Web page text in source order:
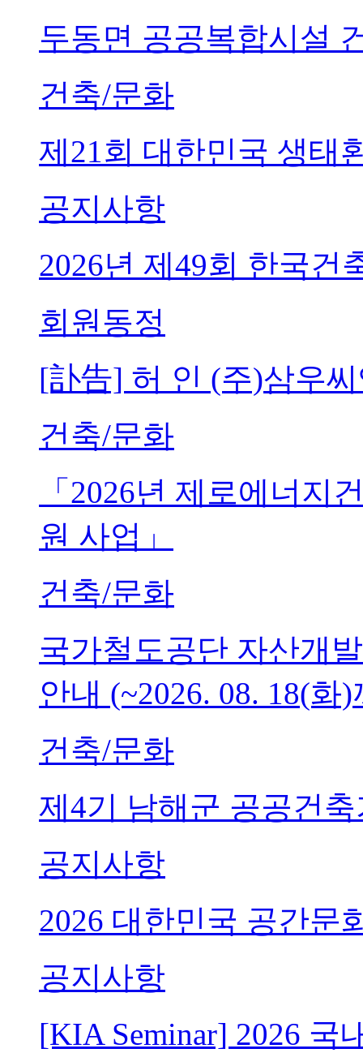
두동면 공공복합시설
건축/문화
제21회 대한민국 생태
공지사항
2026년 제49회 한국건
회원동정
[訃告] 허 인 (주)삼우
건축/문화
「2026년 제로에너지
원 사업」
건축/문화
국가철도공단 자산개
안내 (~2026. 08. 18(화
건축/문화
제4기 남해군 공공건
공지사항
2026 대한민국 공간문
공지사항
[KIA Seminar] 2026 국